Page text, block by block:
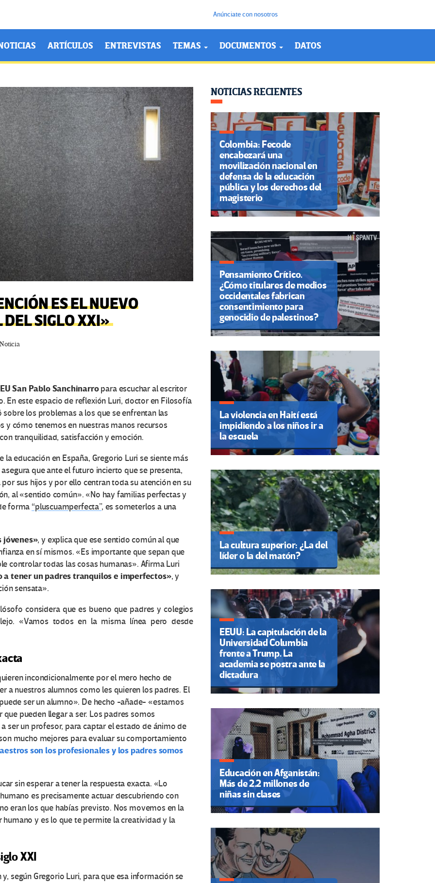
Anúnciate con nosotros
ARTÍCULOS ENTREVISTAS TEMAS DOCUMENTOS DATOS
ES EL NUEVO
SIGLO XXI»
Noticia
San Pablo Sanchinarropara escuchar al escritor
En este espacio de reflexión Luri, doctor en Filosofía
los problemas a los que se enfrentan las
y cómo tenemos en nuestras manos recursos
tranquilidad, satisfacción y emoción.
educación en España, Gregorio Luri se siente más
que ante el futuro incierto que se presenta,
sus hijos y por ello centran toda su atención en su
al «sentido común». «No hay familias perfectas y
forma “pluscuamperfecta”, es someterlos a una
jóvenes», y explica que ese sentido común al que
en sí mismos. «Es importante que sepan que
controlar todas las cosas humanas». Afirma Luri
tener un padres tranquilos e imperfectos», y
sensata».
considera que es bueno que padres y colegios
«Vamos todos en la misma línea pero desde
incondicionalmente por el mero hecho de
a nuestros alumnos como les quieren los padres. El
ser un alumno». De hecho -añade- «estamos
pueden llegar a ser. Los padres somos
ser un profesor, para captar el estado de ánimo de
mucho mejores para evaluar su comportamiento
son los profesionales y los padres somos
sin esperar a tener la respuesta exacta. «Lo
es precisamente actuar descubriendo con
eran los que habías previsto. Nos movemos en la
humano y es lo que te permite la creatividad y la
XXI
según Gregorio Luri, para que esa información se
NOTICIAS RECIENTES
Colombia: Fecode
encabezará una
movilización nacional en
defensa de la educación
pública y los derechos del
magisterio
Pensamiento Crítico.
¿Cómo titulares de medios
occidentales fabrican
consentimiento para
genocidio de palestinos?
La violencia en Haití está
impidiendo a los niños ir a
la escuela
La cultura superior: ¿La del
líder o la del matón?
EEUU: La capitulación de la
Universidad Columbia
frente a Trump. La
academia se postra ante la
dictadura
Educación en Afganistán:
Más de 2.2 millones de
niñas sin clases